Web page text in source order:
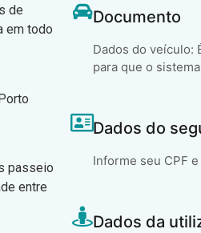
de
em todo
passeio
entre
Documento
Dados do veículo:
para que o
Dados do
Informe seu CPF
Dados da